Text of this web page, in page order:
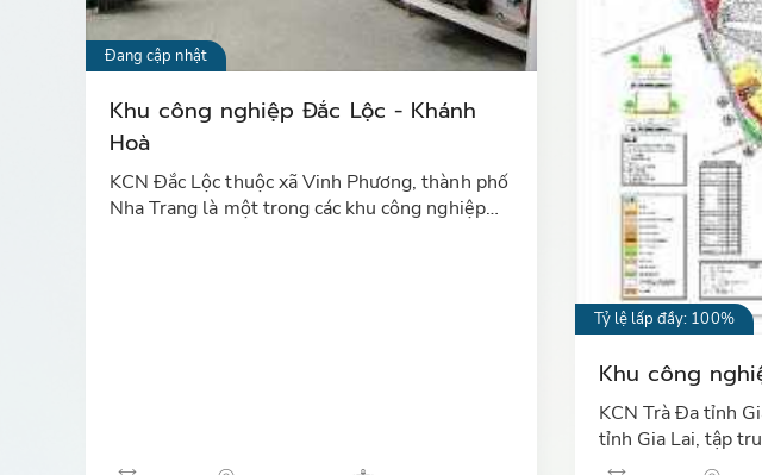
Đang cập nhật
Khu công nghiệp Đắc Lộc - Khánh
Hoà
KCN Đắc Lộc thuộc xã Vinh Phương, thành phố
Nha Trang là một trong các khu công nghiệp
Tỷ lệ lấp đầy: 100%
Khu công
KCN Trà Đa tỉnh
tỉnh Gia Lai, tập
lĩnh vực sản xuất